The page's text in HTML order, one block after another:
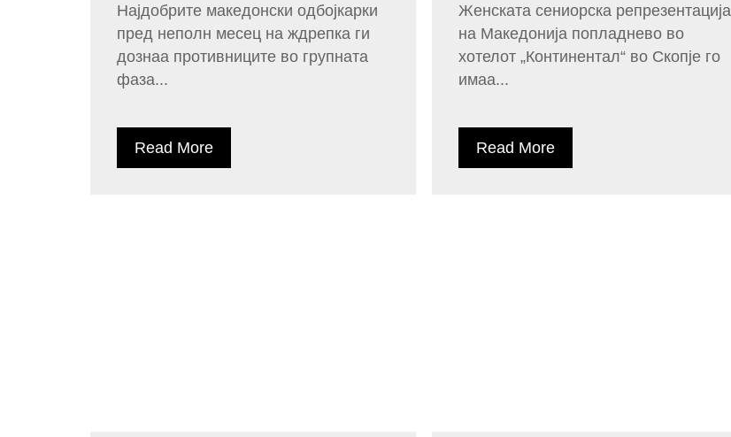
Најдобрите македонски одбојкарки
пред неполн месец на ждрепка ги
дознаа противниците во групната
фаза...
Read More
Женската сениорска репрезентација
на Македонија попладнево во
хотелот „Континентал“ во Скопје го
имаа...
Read More